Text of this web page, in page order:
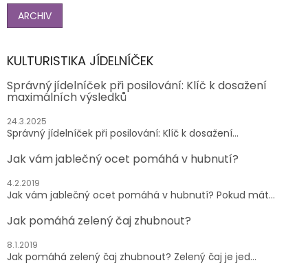
ARCHIV
KULTURISTIKA JÍDELNÍČEK
Správný jídelníček při posilování: Klíč k dosažení
maximálních výsledků
24.3.2025
Správný jídelníček při posilování: Klíč k dosažení...
Jak vám jablečný ocet pomáhá v hubnutí?
4.2.2019
Jak vám jablečný ocet pomáhá v hubnutí? Pokud mát...
Jak pomáhá zelený čaj zhubnout?
8.1.2019
Jak pomáhá zelený čaj zhubnout? Zelený čaj je jed...